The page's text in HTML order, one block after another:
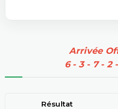
Arrivée
6 - 3 - 7 - 2
Résultat